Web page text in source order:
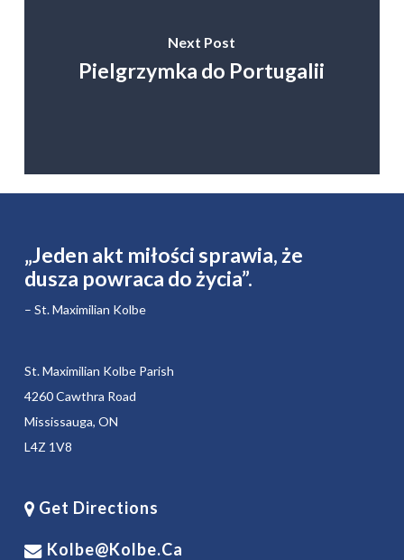
Next Post
Pielgrzymka do Portugalii
„Jeden akt miłości sprawia, że ​​
dusza powraca do życia”.
– St. Maximilian Kolbe
St. Maximilian Kolbe Parish
4260 Cawthra Road
Mississauga, ON
L4Z 1V8
Get Directions
Kolbe@kolbe.ca